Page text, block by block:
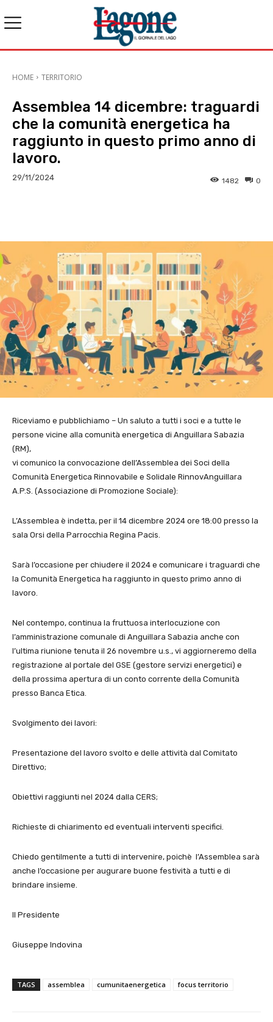
HOME TERRITORIO
Assemblea 14 dicembre: traguardi
che la comunità energetica ha
raggiunto in questo primo anno di
lavoro.
29/11/2024 0
1482
Riceviamo e pubblichiamo – Un saluto a tutti i soci e a tutte le
persone vicine alla comunità energetica di Anguillara Sabazia
(RM),
vi comunico la convocazione dell’Assemblea dei Soci della
Comunità Energetica Rinnovabile e Solidale RinnovAnguillara
A.P.S. (Associazione di Promozione Sociale):
L’Assemblea è indetta, per il 14 dicembre 2024 ore 18:00 presso la
sala Orsi della Parrocchia Regina Pacis.
Sarà l’occasione per chiudere il 2024 e comunicare i traguardi che
la Comunità Energetica ha raggiunto in questo primo anno di
lavoro.
Nel contempo, continua la fruttuosa interlocuzione con
l’amministrazione comunale di Anguillara Sabazia anche con
l’ultima riunione tenuta il 26 novembre u.s., vi aggiorneremo della
registrazione al portale del GSE (gestore servizi energetici) e
della prossima apertura di un conto corrente della Comunità
presso Banca Etica.
Svolgimento dei lavori:
Presentazione del lavoro svolto e delle attività dal Comitato
Direttivo;
Obiettivi raggiunti nel 2024 dalla CERS;
Richieste di chiarimento ed eventuali interventi specifici.
Chiedo gentilmente a tutti di intervenire, poichè l’Assemblea sarà
anche l’occasione per augurare buone festività a tutti e di
brindare insieme.
Il Presidente
Giuseppe Indovina
TAGS assemblea cumunitaenergetica focus territorio